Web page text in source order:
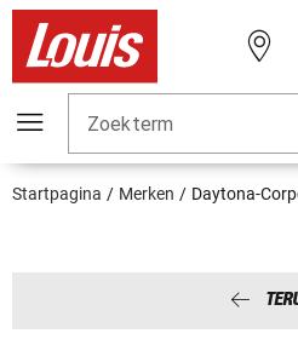
Zoekterm
Startpagina Merken Daytona-